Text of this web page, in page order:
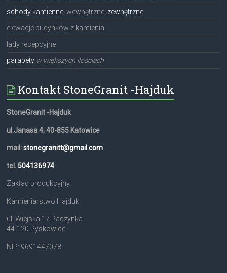
schody kamienne; wewnętrzne, zewnętrzne
elewacje budynków z kamienia
lady recepcyjne
parapety w większych ilościach
Kontakt StoneGranit -Hajduk
StoneGranit -Hajduk
ul.Janasa 4, 40-855 Katowice
mail:stonegranitt@gmail.com
tel. 504136974
Zakład produkcyjny :
Kamieniarstwo Hajduk
ul. Wiejska 17 Paczynka
44-120 Pyskowice
NIP: 9691447078